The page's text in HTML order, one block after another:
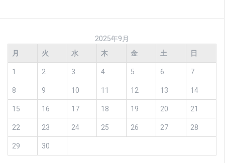
2025年9月
月
火 水 木 金 土 日
1 2 3 4 5 6 7
8 9 10 11 12 13 14
15 16 17 18 19 20 21
22 23 24 25 26 27 28
29 30